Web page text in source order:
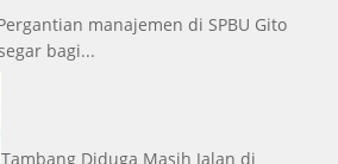
manajemen di SPBU Gito
bagi...
Tambang Diduga Masih Jalan di